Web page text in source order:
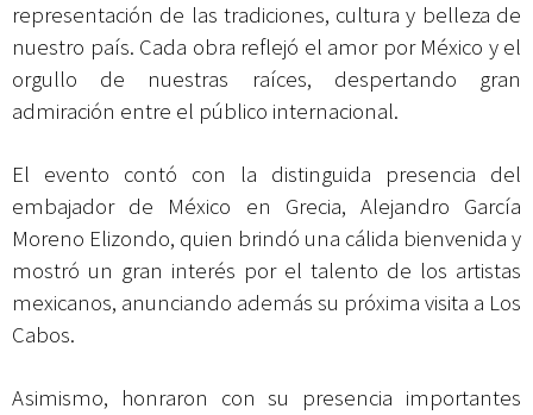
representación de las tradiciones, cultura y belleza de
nuestro país. Cada obra reflejó el amor por México y el
orgullo de nuestras raíces, despertando gran
admiración entre el público internacional.
El evento contó con la distinguida presencia del
embajador de México en Grecia, Alejandro García
Moreno Elizondo, quien brindó una cálida bienvenida y
mostró un gran interés por el talento de los artistas
mexicanos, anunciando además su próxima visita a Los
Cabos.
Asimismo, honraron con su presencia importantes